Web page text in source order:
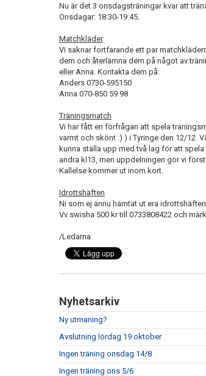
Nu är det 3 onsdagsträningar kvar att
Onsdagar: 18:30-19:45.
Matchkläder
Vi saknar fortfarande ett par
dem och återlämna dem på något av
eller Anna. Kontakta dem på:
Anders 0730-595150
Anna 070-850 59 98
Träningsmatch
Vi har fått en förfrågan att spela
varmt och skönt :) ) i Tyringe den 12/12.
kunna ställa upp med två lag för att
andra kl13, men uppdelningen gör vi
Kallelse kommer ut inom kort.
Idrottshäften
Ni som ej ännu hämtat ut era
Vv swisha 500 kr till 0733808422 och
/Ledarna
Nyhetsarkiv
Ny utmaning?
Avslutning lördag 19 oktober
Ingen träning onsdag 14/8
Ingen träning ons 5/6